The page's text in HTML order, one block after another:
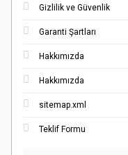
Gizlilik ve Güvenlik
Garanti Şartları
Hakkımızda
Hakkımızda
sitemap.xml
Teklif Formu